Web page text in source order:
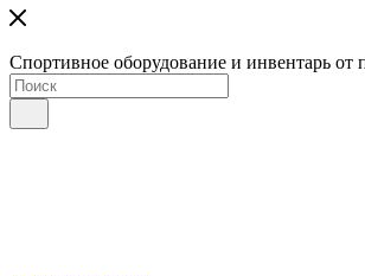
Спортивное оборудование и инвентарь от